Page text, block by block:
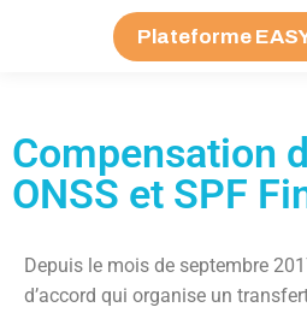
Plateforme
Compensation
ONSS et SPF
Depuis le mois de septembre
d’accord qui organise un